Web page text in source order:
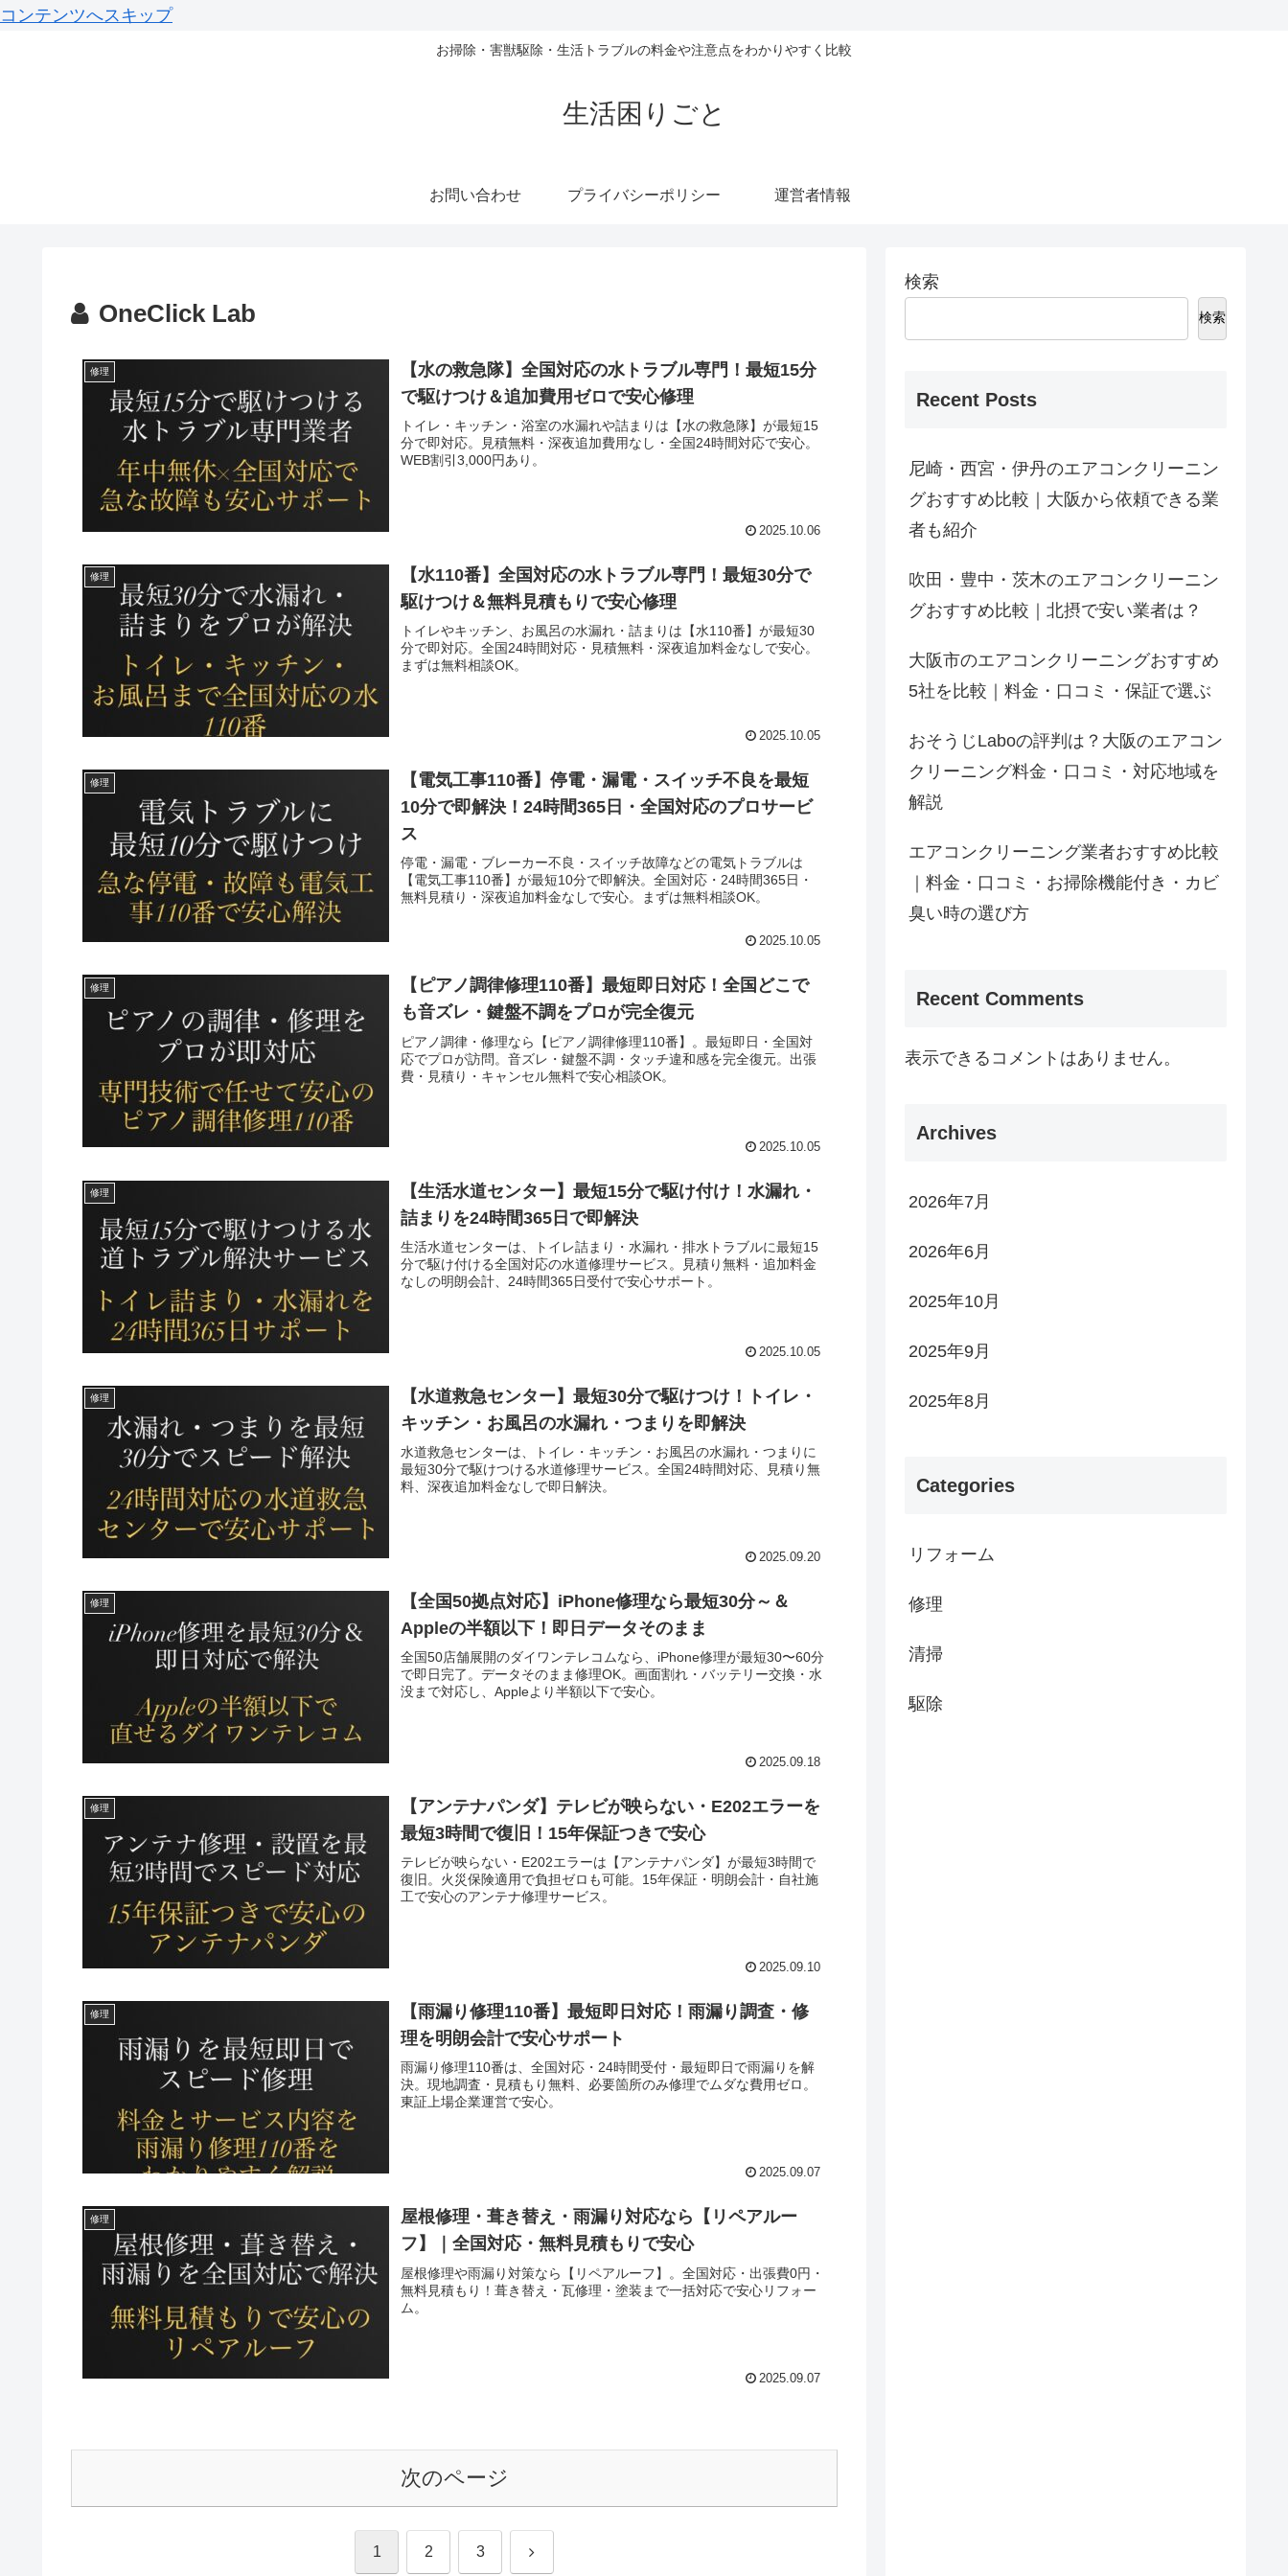
コンテンツへスキップ
お掃除・害獣駆除・生活トラブルの料金や注意点をわかりやすく比較
生活困りごと
お問い合わせ プライバシーポリシー 運営者情報
OneClick Lab
修理
【水の救急隊】全国対応の水トラブル専門！最短15分
で駆けつけ＆追加費用ゼロで安心修理
トイレ・キッチン・浴室の水漏れや詰まりは【水の救急隊】が最短15
分で即対応。見積無料・深夜追加費用なし・全国24時間対応で安心。
WEB割引3,000円あり。
2025.10.06
修理
【水110番】全国対応の水トラブル専門！最短30分で
駆けつけ＆無料見積もりで安心修理
トイレやキッチン、お風呂の水漏れ・詰まりは【水110番】が最短30
分で即対応。全国24時間対応・見積無料・深夜追加料金なしで安心。
まずは無料相談OK。
2025.10.05
修理
【電気工事110番】停電・漏電・スイッチ不良を最短
10分で即解決！24時間365日・全国対応のプロサービ
ス
停電・漏電・ブレーカー不良・スイッチ故障などの電気トラブルは
【電気工事110番】が最短10分で即解決。全国対応・24時間365日・
無料見積り・深夜追加料金なしで安心。まずは無料相談OK。
2025.10.05
修理
【ピアノ調律修理110番】最短即日対応！全国どこで
も音ズレ・鍵盤不調をプロが完全復元
ピアノ調律・修理なら【ピアノ調律修理110番】。最短即日・全国対
応でプロが訪問。音ズレ・鍵盤不調・タッチ違和感を完全復元。出張
費・見積り・キャンセル無料で安心相談OK。
2025.10.05
修理
【生活水道センター】最短15分で駆け付け！水漏れ・
詰まりを24時間365日で即解決
生活水道センターは、トイレ詰まり・水漏れ・排水トラブルに最短15
分で駆け付ける全国対応の水道修理サービス。見積り無料・追加料金
なしの明朗会計、24時間365日受付で安心サポート。
2025.10.05
修理
【水道救急センター】最短30分で駆けつけ！トイレ・
キッチン・お風呂の水漏れ・つまりを即解決
水道救急センターは、トイレ・キッチン・お風呂の水漏れ・つまりに
最短30分で駆けつける水道修理サービス。全国24時間対応、見積り無
料、深夜追加料金なしで即日解決。
2025.09.20
修理
【全国50拠点対応】iPhone修理なら最短30分～＆
Appleの半額以下！即日データそのまま
全国50店舗展開のダイワンテレコムなら、iPhone修理が最短30〜60分
で即日完了。データそのまま修理OK。画面割れ・バッテリー交換・水
没まで対応し、Appleより半額以下で安心。
2025.09.18
修理
【アンテナパンダ】テレビが映らない・E202エラーを
最短3時間で復旧！15年保証つきで安心
テレビが映らない・E202エラーは【アンテナパンダ】が最短3時間で
復旧。火災保険適用で負担ゼロも可能。15年保証・明朗会計・自社施
工で安心のアンテナ修理サービス。
2025.09.10
修理
【雨漏り修理110番】最短即日対応！雨漏り調査・修
理を明朗会計で安心サポート
雨漏り修理110番は、全国対応・24時間受付・最短即日で雨漏りを解
決。現地調査・見積もり無料、必要箇所のみ修理でムダな費用ゼロ。
東証上場企業運営で安心。
2025.09.07
修理
屋根修理・葺き替え・雨漏り対応なら【リペアルー
フ】｜全国対応・無料見積もりで安心
屋根修理や雨漏り対策なら【リペアルーフ】。全国対応・出張費0円・
無料見積もり！葺き替え・瓦修理・塗装まで一括対応で安心リフォー
ム。
2025.09.07
次のページ
1 2 3 次
検索
検索
Recent Posts
尼崎・西宮・伊丹のエアコンクリーニン
グおすすめ比較｜大阪から依頼できる業
者も紹介
吹田・豊中・茨木のエアコンクリーニン
グおすすめ比較｜北摂で安い業者は？
大阪市のエアコンクリーニングおすすめ
5社を比較｜料金・口コミ・保証で選ぶ
おそうじLaboの評判は？大阪のエアコン
クリーニング料金・口コミ・対応地域を
解説
エアコンクリーニング業者おすすめ比較
｜料金・口コミ・お掃除機能付き・カビ
臭い時の選び方
Recent Comments
表示できるコメントはありません。
Archives
2026年7月
2026年6月
2025年10月
2025年9月
2025年8月
Categories
リフォーム
修理
清掃
駆除